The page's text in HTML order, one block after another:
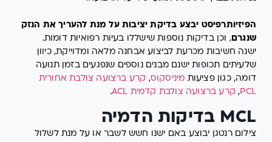
הפיזיותרפיסט יבצע בדיקת יציבות על מנת להעריך את הנזק
שנגרם , וכן בדיקות נוספות שישללו בעיות רפואיות דומות.
ישנה חשיבות מכרעת לביצוע אבחנה מלאה ומדוייקת, כיוון
שלעיתים תכופות ישנם מבנים נוספים שנפגעים בזמן תנועה
דומה, כגון פציעות מיניסקוס, קרע ברצועה צולבת אחורית
PCL
, קרע ברצועה צולבת קדמית ACL .
MCL בדיקות הדמיה
צילום רנטגן יבוצע באם ישנו חשש לשבר או על מנת לשלול